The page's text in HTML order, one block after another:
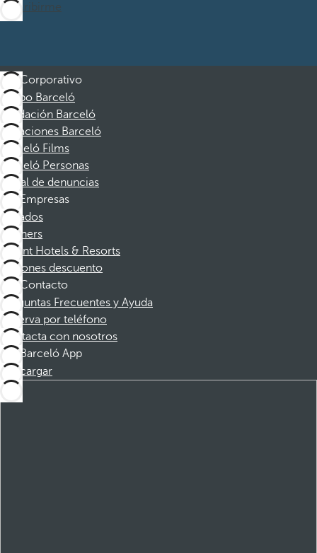
Suscribirme
Corporativo
Grupo Barceló
Fundación Barceló
Vacaciones Barceló
Barceló Films
Barceló Personas
Canal de denuncias
Empresas
Afiliados
Partners
Dorint Hotels & Resorts
Cupones descuento
Contacto
Preguntas Frecuentes y Ayuda
Reserva por teléfono
Contacta con nosotros
Barceló App
Descargar